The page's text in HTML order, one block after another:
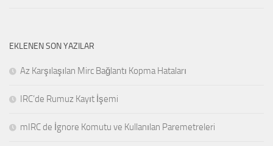
EKLENEN SON YAZILAR
Az Karşılaşılan Mirc Bağlantı Kopma Hataları
IRC’de Rumuz Kayıt İşemi
mIRC de İgnore Komutu ve Kullanılan Paremetreleri